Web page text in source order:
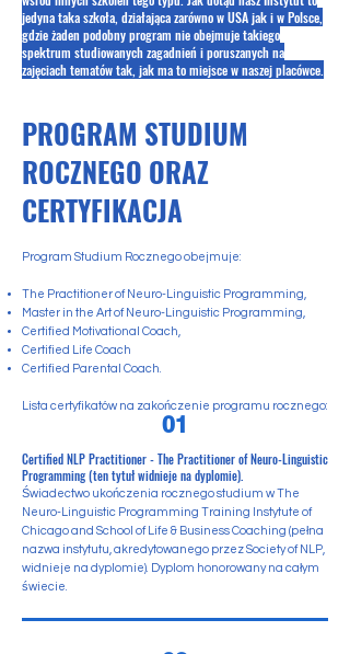
01
Certified NLP Practitioner - The Practitioner of Neuro-Linguistic
Programming (ten tytuł widnieje na dyplomie).
Świadectwo ukończenia rocznego studium w The
Neuro-Linguistic Programming Training Instytute of
Chicago and School of Life & Business Coaching (pełna
nazwa instytutu, akredytowanego przez Society of NLP,
widnieje na dyplomie). Dyplom honorowany na całym
świecie.
jedyna taka szkoła, działająca zarówno w USA jak i w Polsce,
gdzie żaden podobny program nie obejmuje takiego
spektrum studiowanych zagadnień i poruszanych na
zajęciach tematów tak, jak ma to miejsce w naszej placówce.
PROGRAM STUDIUM
ROCZNEGO ORAZ
CERTYFIKACJA
Program Studium Rocznego obejmuje:
The Practitioner of Neuro-Linguistic Programming,
Master in the Art of Neuro-Linguistic Programming,
Certified Motivational Coach,
Certified Life Coach
Certified Parental Coach.
Lista certyfikatów na zakończenie programu rocznego: